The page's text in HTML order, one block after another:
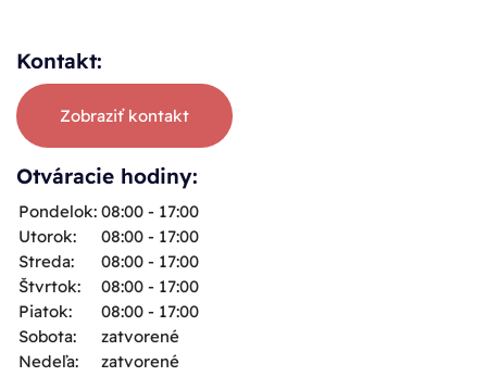
Kontakt:
Zobraziť kontakt
Otváracie hodiny:
Pondelok: 08:00 - 17:00
Utorok:
08:00 - 17:00
Streda:
08:00 - 17:00
Štvrtok:
08:00 - 17:00
Piatok:
08:00 - 17:00
Sobota:
zatvorené
Nedeľa:
zatvorené